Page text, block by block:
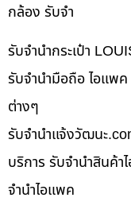
กล้อง รับจำ
รับจำนำกระเป๋า
รับจำนำมือถือ ไอแพ
ต่างๆ
รับจํานําแจ้งวัฒนะ
บริการ รับจำนำสินค้
จำนำไอแพค